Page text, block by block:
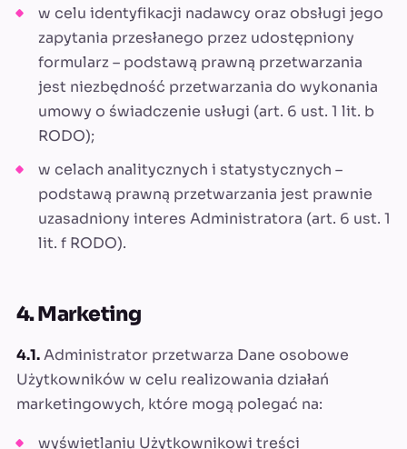
w celu identyfikacji nadawcy oraz obsługi jego
zapytania przesłanego przez udostępniony
formularz – podstawą prawną przetwarzania
jest niezbędność przetwarzania do wykonania
umowy o świadczenie usługi (art. 6 ust. 1 lit. b
RODO);
w celach analitycznych i statystycznych –
podstawą prawną przetwarzania jest prawnie
uzasadniony interes Administratora (art. 6 ust. 1
lit. f RODO).
4. Marketing
4.1.Administrator przetwarza Dane osobowe
Użytkowników w celu realizowania działań
marketingowych, które mogą polegać na:
wyświetlaniu Użytkownikowi treści